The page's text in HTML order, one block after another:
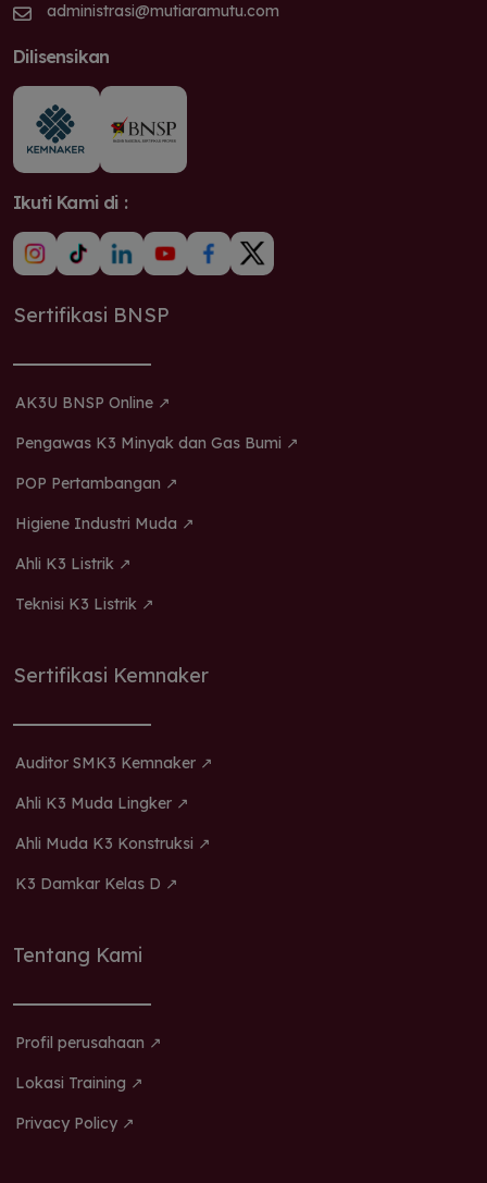
administrasi@mutiaramutu.com
Dilisensikan
Ikuti Kami di :
Sertifikasi BNSP
AK3U BNSP Online ↗
Pengawas K3 Minyak dan Gas Bumi ↗
POP Pertambangan ↗
Higiene Industri Muda ↗
Ahli K3 Listrik ↗
Teknisi K3 Listrik ↗
Sertifikasi Kemnaker
Auditor SMK3 Kemnaker ↗
Ahli K3 Muda Lingker ↗
Ahli Muda K3 Konstruksi ↗
K3 Damkar Kelas D ↗
Tentang Kami
Profil perusahaan ↗
Lokasi Training ↗
Privacy Policy ↗